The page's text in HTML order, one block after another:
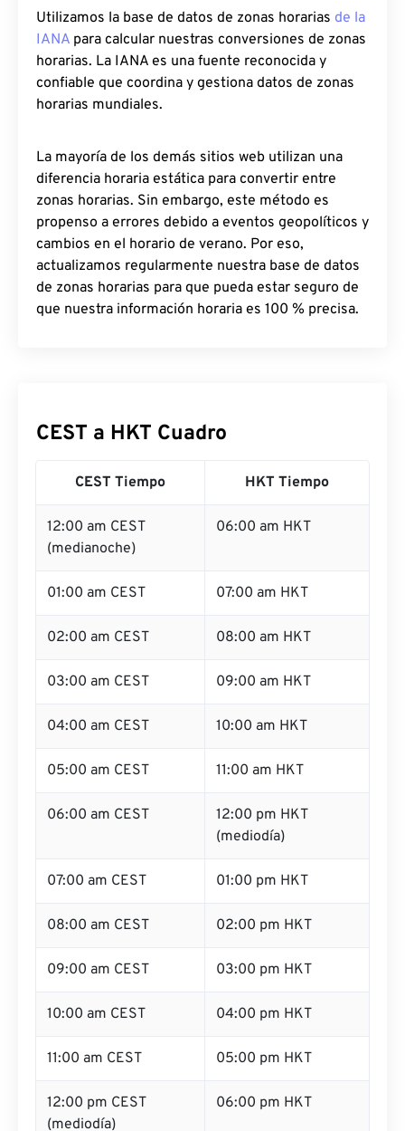
Utilizamos la base de datos de zonas horarias de la
IANA para calcular nuestras conversiones de zonas
horarias. La IANA es una fuente reconocida y
confiable que coordina y gestiona datos de zonas
horarias mundiales.
La mayoría de los demás sitios web utilizan una
diferencia horaria estática para convertir entre
zonas horarias. Sin embargo, este método es
propenso a errores debido a eventos geopolíticos y
cambios en el horario de verano. Por eso,
actualizamos regularmente nuestra base de datos
de zonas horarias para que pueda estar seguro de
que nuestra información horaria es 100 % precisa.
CEST a HKT Cuadro
CEST Tiempo HKT Tiempo
12:00 am CEST
(medianoche)
06:00 am HKT
01:00 am CEST 07:00 am HKT
02:00 am CEST 08:00 am HKT
03:00 am CEST 09:00 am HKT
04:00 am CEST 10:00 am HKT
05:00 am CEST 11:00 am HKT
06:00 am CEST
12:00 pm HKT
(mediodía)
07:00 am CEST 01:00 pm HKT
08:00 am CEST 02:00 pm HKT
09:00 am CEST 03:00 pm HKT
10:00 am CEST 04:00 pm HKT
11:00 am CEST 05:00 pm HKT
12:00 pm CEST
(mediodía)
06:00 pm HKT